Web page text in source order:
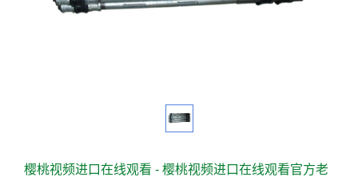
樱桃视频进口在线观看 - 樱桃视频进口在线观看官方老